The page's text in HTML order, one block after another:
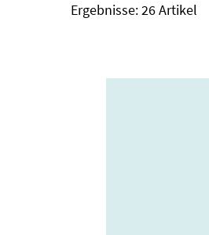
Ergebnisse:26 Artikel